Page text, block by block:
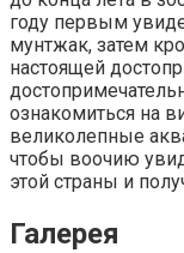
году первым
мунтжак, затем
настоящей
ознакомиться на
великолепные
чтобы воочию
этой страны и
Галерея